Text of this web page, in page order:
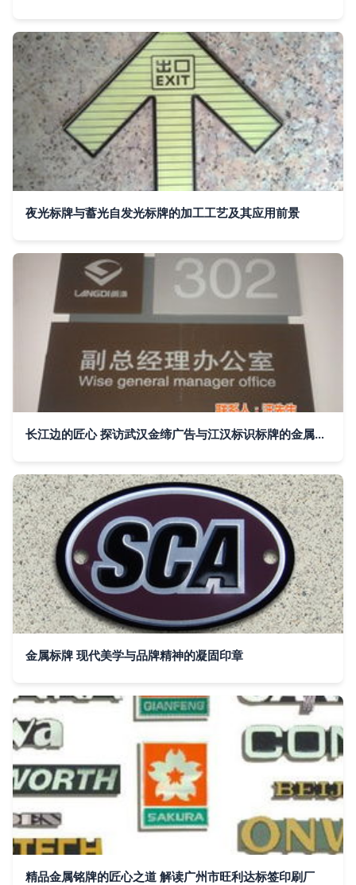
夜光标牌与蓄光自发光标牌的加工工艺及其应用前景
长江边的匠心 探访武汉金缔广告与江汉标识标牌的金属牌艺术
金属标牌 现代美学与品牌精神的凝固印章
精品金属铭牌的匠心之道 解读广州市旺利达标签印刷厂